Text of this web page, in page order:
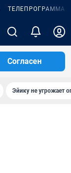
ТЕЛЕПРОГРАММА
Согласен
Эйику не угрожает